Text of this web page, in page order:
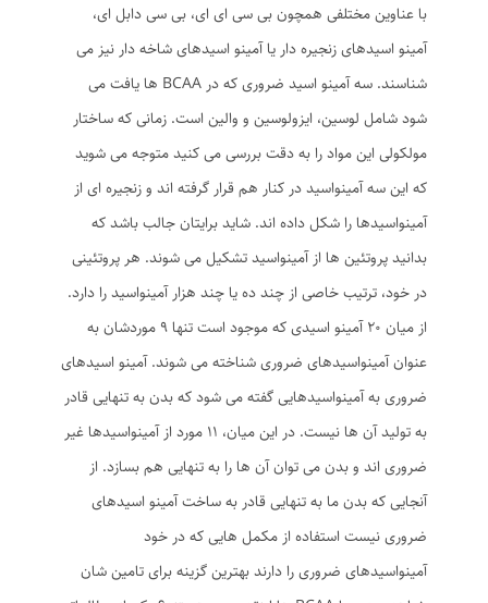
با عناوین مختلفی همچون بی سی ای ای، بی سی دابل ای،
آمینو اسیدهای زنجیره دار یا آمینو اسیدهای شاخه دار نیز می
شناسند. سه آمینو اسید ضروری که در BCAA ها یافت می
شود شامل لوسین، ایزولوسین و والین است. زمانی که ساختار
مولکولی این مواد را به دقت بررسی می کنید متوجه می شوید
که این سه آمینواسید در کنار هم قرار گرفته اند و زنجیره ای از
آمینواسیدها را شکل داده اند. شاید برایتان جالب باشد که
بدانید پروتئین ها از آمینواسید تشکیل می شوند. هر پروتئینی
در خود، ترتیب خاصی از چند ده یا چند هزار آمینواسید را دارد.
از میان 20 آمینو اسیدی که موجود است تنها 9 موردشان به
عنوان آمینواسیدهای ضروری شناخته می شوند. آمینو اسیدهای
ضروری به آمینواسیدهایی گفته می شود که بدن به تنهایی قادر
به تولید آن ها نیست. در این میان، 11 مورد از آمینواسیدها غیر
ضروری اند و بدن می توان آن ها را به تنهایی هم بسازد. از
آنجایی که بدن ما به تنهایی قادر به ساخت آمینو اسیدهای
ضروری نیست استفاده از مکمل هایی که در خود
آمینواسیدهای ضروری را دارند بهترین گزینه برای تامین شان